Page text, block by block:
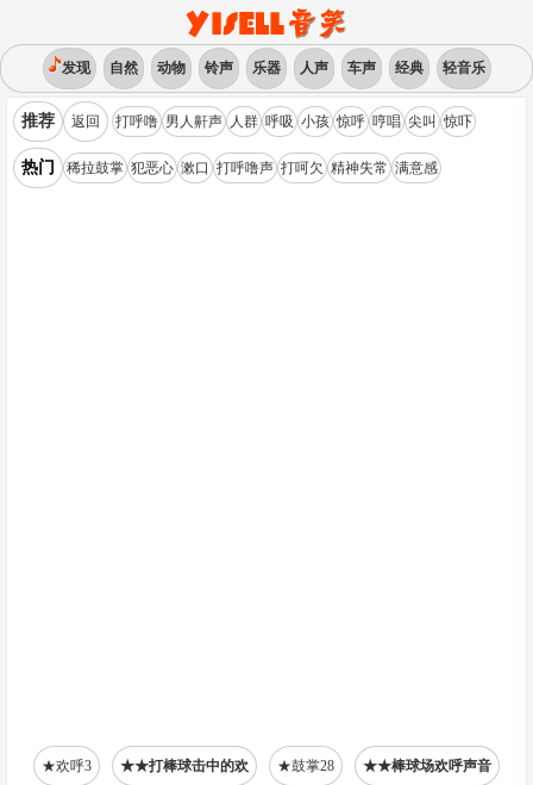
发现 自然 动物 铃声 乐器 人声 车声 经典 轻音乐
推荐 返回 打呼噜 男人鼾声 人群 呼吸 小孩 惊呼 哼唱 尖叫 惊吓
热门 稀拉鼓掌 犯恶心 漱口 打呼噜声 打呵欠 精神失常 满意感
★欢呼3 ★★打棒球击中的欢 ★鼓掌28 ★★棒球场欢呼声音